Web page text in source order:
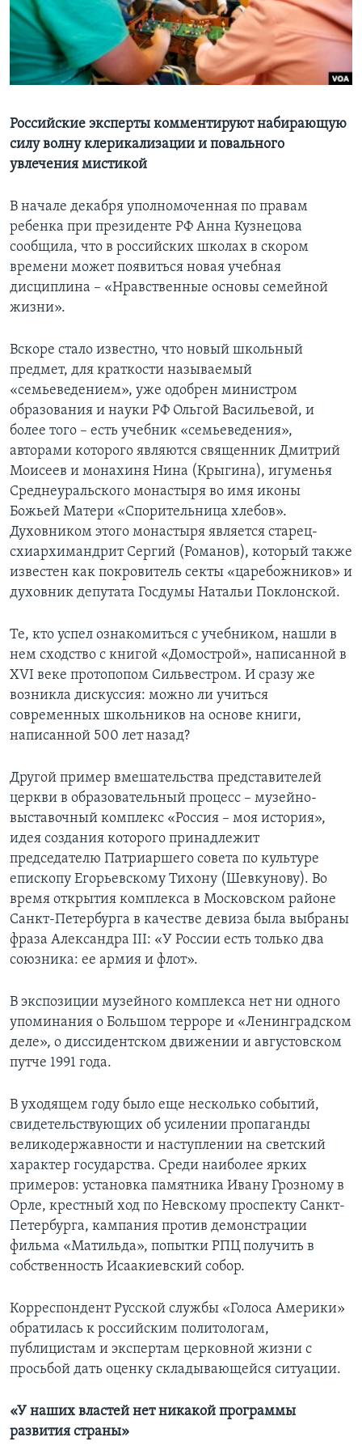
Learning English
СОЦИАЛЬНЫЕ СЕТИ
Языки
Российские эксперты комментируют набирающую
силу волну клерикализации и повального
увлечения мистикой
В начале декабря уполномоченная по правам
ребенка при президенте РФ Анна Кузнецова
сообщила, что в российских школах в скором
времени может появиться новая учебная
дисциплина – «Нравственные основы семейной
жизни».
Вскоре стало известно, что новый школьный
предмет, для краткости называемый
«семьеведением», уже одобрен министром
образования и науки РФ Ольгой Васильевой, и
более того – есть учебник «семьеведения»,
авторами которого являются священник Дмитрий
Моисеев и монахиня Нина (Крыгина), игуменья
Среднеуральского монастыря во имя иконы
Божьей Матери «Спорительница хлебов».
Духовником этого монастыря является старец-
схиархимандрит Сергий (Романов), который также
известен как покровитель секты «царебожников» и
духовник депутата Госдумы Натальи Поклонской.
Те, кто успел ознакомиться с учебником, нашли в
нем сходство с книгой «Домострой», написанной в
XVI веке протопопом Сильвестром. И сразу же
возникла дискуссия: можно ли учиться
современных школьников на основе книги,
написанной 500 лет назад?
Другой пример вмешательства представителей
церкви в образовательный процесс – музейно-
выставочный комплекс «Россия – моя история»,
идея создания которого принадлежит
председателю Патриаршего совета по культуре
епископу Егорьевскому Тихону (Шевкунову). Во
время открытия комплекса в Московском районе
Санкт-Петербурга в качестве девиза была выбраны
фраза Александра III: «У России есть только два
союзника: ее армия и флот».
В экспозиции музейного комплекса нет ни одного
упоминания о Большом терроре и «Ленинградском
деле», о диссидентском движении и августовском
путче 1991 года.
В уходящем году было еще несколько событий,
свидетельствующих об усилении пропаганды
великодержавности и наступлении на светский
характер государства. Среди наиболее ярких
примеров: установка памятника Ивану Грозному в
Орле, крестный ход по Невскому проспекту Санкт-
Петербурга, кампания против демонстрации
фильма «Матильда», попытки РПЦ получить в
собственность Исаакиевский собор.
Корреспондент Русской службы «Голоса Америки»
обратилась к российским политологам,
публицистам и экспертам церковной жизни с
просьбой дать оценку складывающейся ситуации.
«У наших властей нет никакой программы
развития страны»